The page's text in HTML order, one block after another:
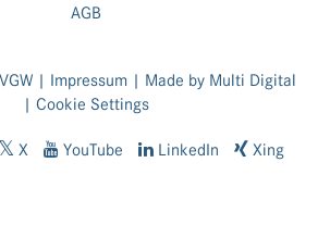
AGB
| Impressum| Made by Multi Digital
| Cookie Settings
X YouTube LinkedIn Xing